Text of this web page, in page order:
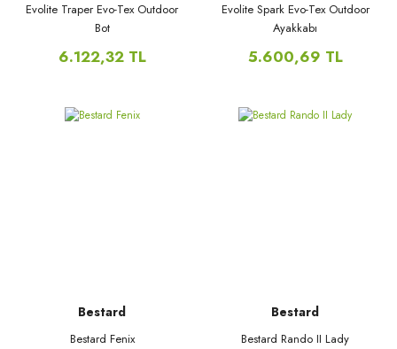
Evolite Traper Evo-Tex Outdoor
Bot
6.122,32 TL
Evolite Spark Evo-Tex Outdoor
Ayakkabı
5.600,69 TL
Bestard
Bestard Fenix
Bestard
Bestard Rando II Lady